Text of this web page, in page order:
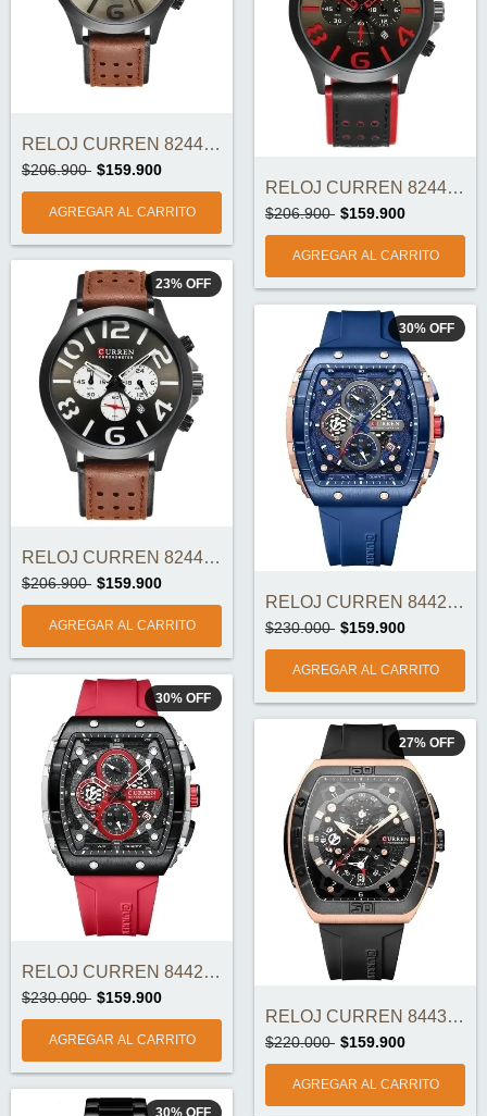
RELOJ CURREN 8244-3 ORIGINAL
$206.900 $159.900
RELOJ CURREN 8244-2 ORIGINAL
$206.900 $159.900
23% OFF
RELOJ CURREN 8244-1 ORIGINAL
$206.900 $159.900
30% OFF
RELOJ CURREN 8442-6 CRONOGRAFOS ORIGINAL
$230.000 $159.900
30% OFF
RELOJ CURREN 8442-2 CRONOGRAFOS ORIGINAL
$230.000 $159.900
27% OFF
RELOJ CURREN 8443-5 CRONOGRAFOS ORIGINAL
$220.000 $159.900
30% OFF